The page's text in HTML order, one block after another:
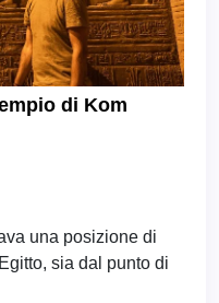
di Kom
una posizione di
sia dal punto di